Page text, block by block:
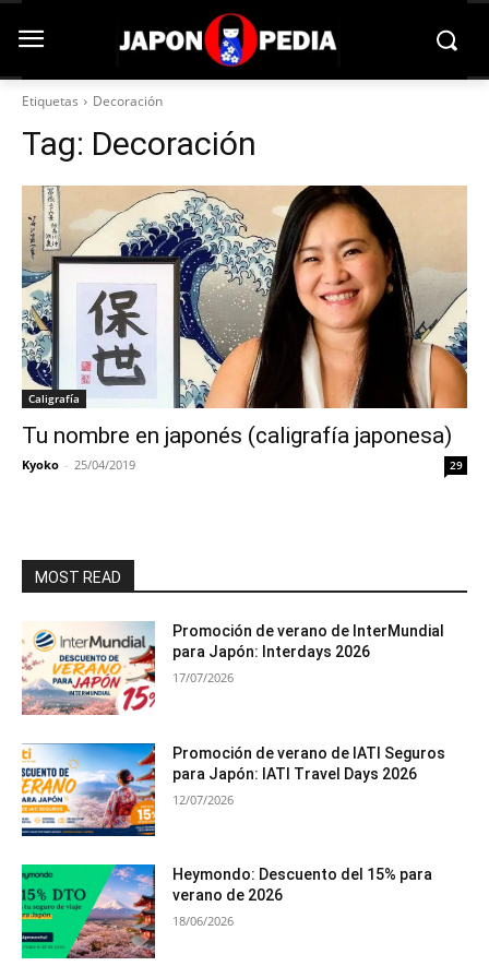
Etiquetas Decoración
Tag: Decoración
Caligrafía
Tu nombre en japonés (caligrafía japonesa)
Kyoko - 25/04/2019 29
MOST READ
Promoción de verano de InterMundial
para Japón: Interdays 2026
17/07/2026
Promoción de verano de IATI Seguros
para Japón: IATI Travel Days 2026
12/07/2026
Heymondo: Descuento del 15% para
verano de 2026
18/06/2026